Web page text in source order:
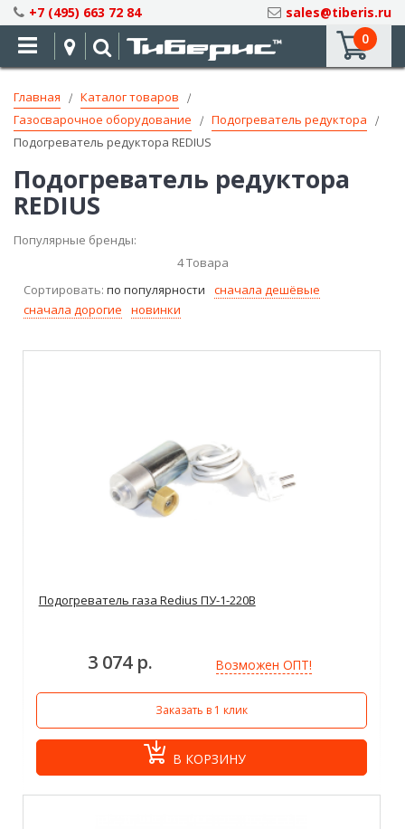
Skip
to
Content
+7 (495) 663 72 84
sales@tiberis.ru
0
Главная
Каталог товаров
Газосварочное оборудование
Подогреватель редуктора
Подогреватель редуктора REDIUS
Подогреватель редуктора
REDIUS
Популярные бренды:
4Товара
Сортировать: по популярности
сначала дешёвые
сначала дорогие
новинки
Подогреватель газа Redius ПУ-1-220В
3 074 р. Возможен ОПТ!
Заказать в 1 клик
В КОРЗИНУ